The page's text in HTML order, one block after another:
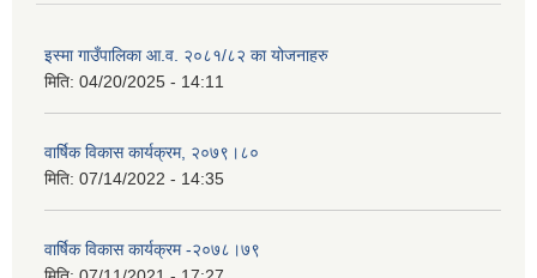
इस्मा गाउँपालिका आ.व. २०८१/८२ का योजनाहरु
मिति: 04/20/2025 - 14:11
वार्षिक विकास कार्यक्रम, २०७९।८०
मिति: 07/14/2022 - 14:35
वार्षिक विकास कार्यक्रम -२०७८।७९